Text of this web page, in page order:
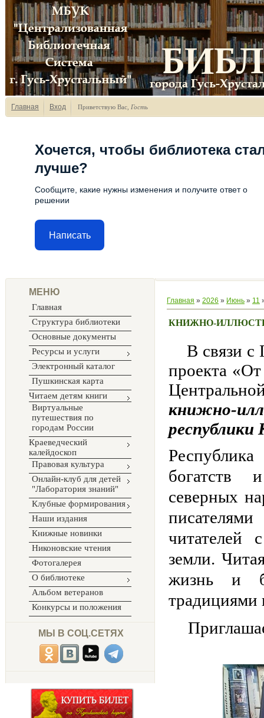
Главная Вход Приветствую Вас Гость
Хочется, чтобы библиотека
лучше?
Сообщите, какие нужны изменения и получите ответ о
решении
Написать
МЕНЮ
Главная
Структура библиотеки
Основные документы
Ресурсы и услуги
Электронный каталог
Пушкинская карта
Читаем детям книги
Виртуальные
путешествия по
городам России
Краеведческий
калейдоскоп
Правовая культура
Онлайн-клуб для детей
"Лаборатория знаний"
Клубные формирования
Наши издания
Книжные новинки
Никоновские чтения
Фотогалерея
О библиотеке
Альбом ветеранов
Конкурсы и положения
МЫ В СОЦ.СЕТЯХ
Главная » 2026 » Июнь » 11
КНИЖНО-
В связи с
проекта
книжно-
республики
богатств
северных
читателей
земли.
жизнь и
традициями